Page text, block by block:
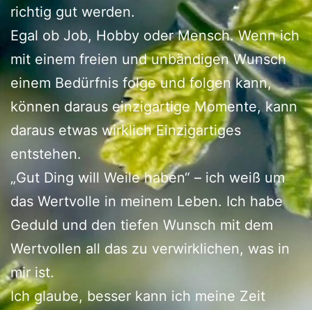
richtig gut werden.
Egal ob Job, Hobby oder Mensch. Wenn ich
mit einem freien und unbändigen Wunsch
einem Bedürfnis folge und folgen kann,
können daraus einzigartige Momente, kann
daraus etwas wirklich Einzigartiges
entstehen.
„Gut Ding will Weile haben“ – ich weiß um
das Wertvolle in meinem Leben. Ich habe
Geduld und den tiefen Wunsch mit dem
Wertvollen all das zu verwirklichen, was in
mir ist.
Ich glaube, besser kann ich meine Zeit